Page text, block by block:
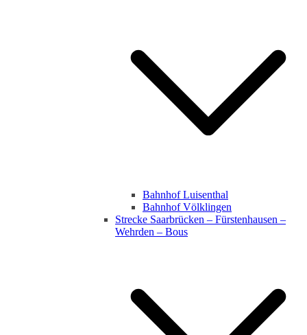
Bahnhof Luisenthal
Bahnhof Völklingen
Strecke Saarbrücken – Fürstenhausen –
Wehrden – Bous